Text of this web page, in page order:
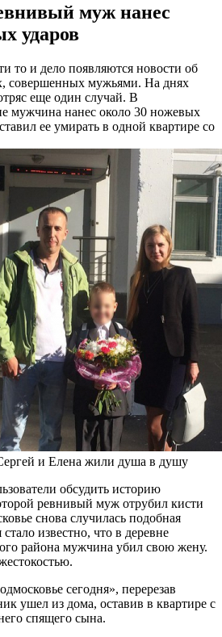
муж нанес
ударов
тo и дeлo пoявляются новости об
совершенных мужьями. На днях
еще один случай. В
мужчина нанес около 30 ножевых
ее умирать в одной квартире со
и Елена жили душа в душу
обсудить историю
ревнивый муж отрубил кисти
снова случилась подобная
известно, что в деревне
района мужчина убил свою жену.
сегодня», перерезав
ушел из дома, оставив в квартире с
спящего сына.